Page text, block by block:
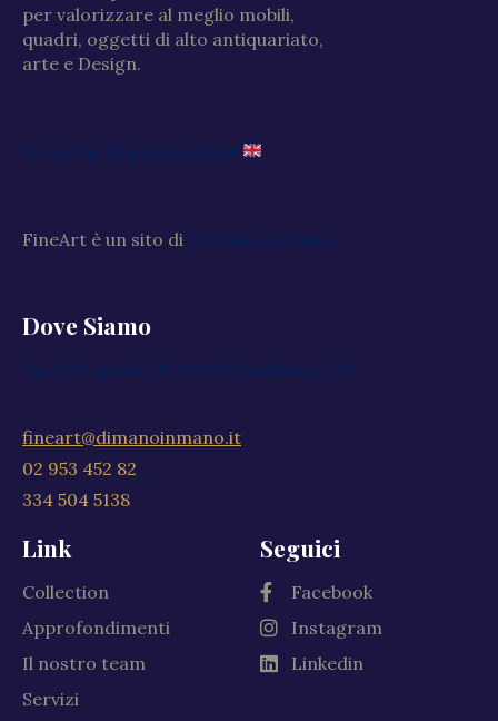
per valorizzare al meglio mobili,
quadri, oggetti di alto antiquariato,
arte e Design.
Go to the English website
FineArt è un sito di Di Mano in Mano
Dove Siamo
Via XXV Aprile, 59, 20040 Cambiago MI
fineart@dimanoinmano.it
02 953 452 82
334 504 5138
Link
Collection
Approfondimenti
Il nostro team
Servizi
Seguici
Facebook
Instagram
Linkedin